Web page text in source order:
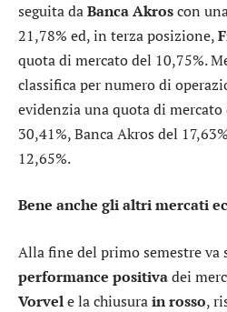
seguita daBanca Akroscon
21,78% ed, in terza posizione,
quota di mercato del 10,75%.
classifica per numero di
evidenzia una quota di mercato
30,41%, Banca Akros del
12,65%.
Bene anche gli altri mercati
Alla fine del primo semestre va
performance positivadei
Vorvele la chiusurain rosso,